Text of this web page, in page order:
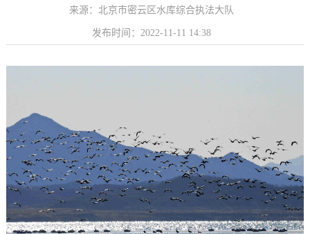
来源：北京市密云区水库综合执法大队
发布时间：2022-11-11 14:38